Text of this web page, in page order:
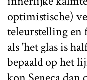
optimistische)
teleurstelling en
als 'het glas is
bepaald op het